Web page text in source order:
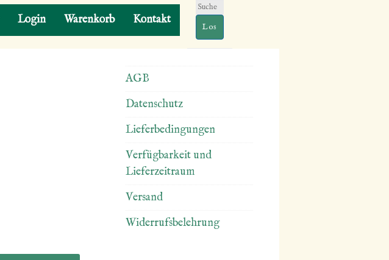
Login Warenkorb Kontakt
Suchen
nach:
AGB
Datenschutz
Lieferbedingungen
Verfügbarkeit und
Lieferzeitraum
Versand
Widerrufsbelehrung